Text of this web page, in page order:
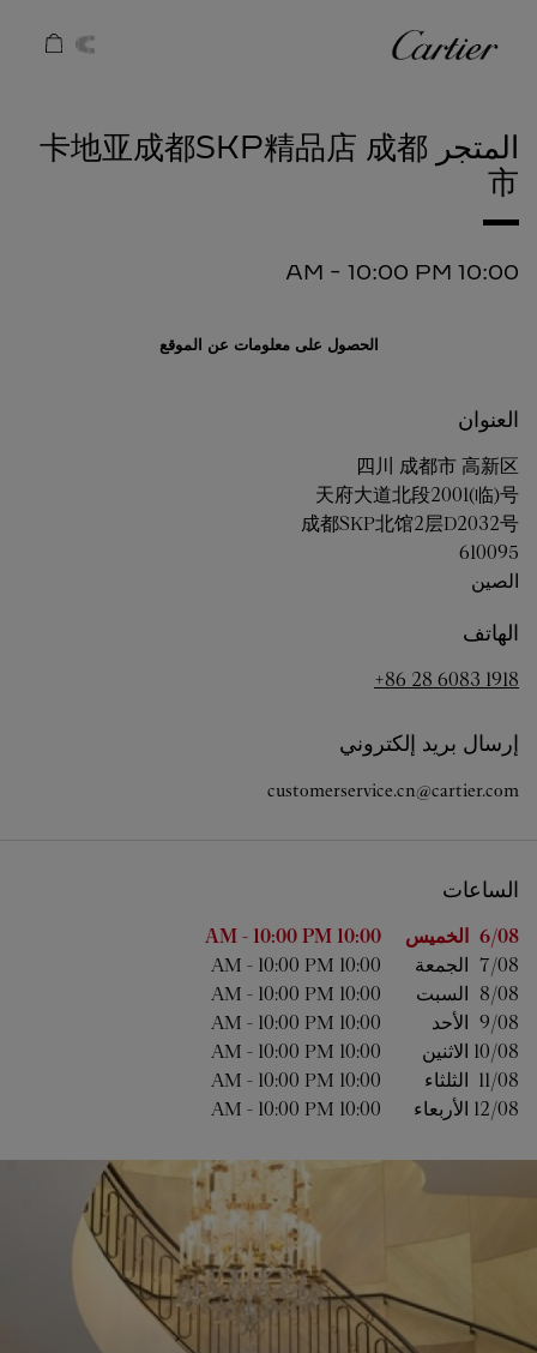
كارتييه
المتجر 卡地亚成都SKP精品店 成都
市
10:00 AM
- 10:00 PM
الحصول على معلومات عن الموقع
العنوان
四川 成都市 高新区
天府大道北段2001(临)号
成都SKP北馆2层D2032号
610095
الصين
الهاتف
+86 28 6083 1918
إرسال بريد إلكتروني
customerservice.cn@cartier.com
الساعات
اليوم من الأسبوع الساعات 6/08 الخميس 10:00 AM
- 10:00 PM
7/08 الجمعة 10:00 AM
- 10:00 PM
8/08 السبت 10:00 AM
- 10:00 PM
9/08 الأحد 10:00 AM
- 10:00 PM
10/08 الاثنين 10:00 AM
- 10:00 PM
11/08 الثلثاء 10:00 AM
- 10:00 PM
12/08 الأربعاء 10:00 AM
- 10:00 PM